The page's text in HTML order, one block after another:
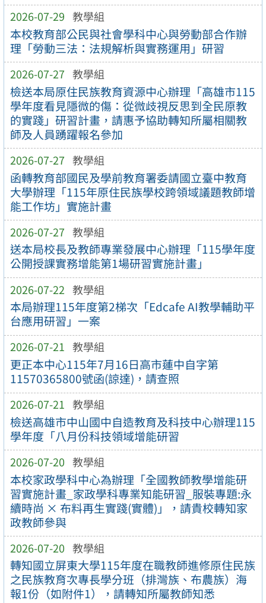
2026-07-29 教學組
本校教育部公民與社會學科中心與勞動部合作辦
理「勞動三法：法規解析與實務運用」研習
2026-07-27 教學組
檢送本局原住民族教育資源中心辦理「高雄市115
學年度看見隱微的傷：從微歧視反思到全民原教
的實踐」研習計畫，請惠予協助轉知所屬相關教
師及人員踴躍報名參加
2026-07-27 教學組
函轉教育部國民及學前教育署委請國立臺中教育
大學辦理「115年原住民族學校跨領域議題教師增
能工作坊」實施計畫
2026-07-27 教學組
送本局校長及教師專業發展中心辦理「115學年度
公開授課實務增能第1場研習實施計畫」
2026-07-22 教學組
本局辦理115年度第2梯次「Edcafe AI教學輔助平
台應用研習」一案
2026-07-21 教學組
更正本中心115年7月16日高市蓮中自字第
11570365800號函(諒達)，請查照
2026-07-21 教學組
檢送高雄市中山國中自造教育及科技中心辦理115
學年度「八月份科技領域增能研習
2026-07-20 教學組
本校家政學科中心為辦理「全國教師教學增能研
習實施計畫_家政學科專業知能研習_服裝專題:永
續時尚 × 布料再生實踐(實體)」，請貴校轉知家
政教師參與
2026-07-20 教學組
轉知國立屏東大學115年度在職教師進修原住民族
之民族教育次專長學分班（排灣族、布農族）海
報1份（如附件1），請轉知所屬教師知悉